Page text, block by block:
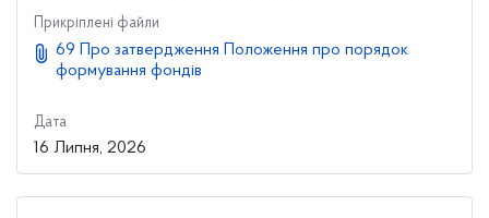
Прикріплені файли
69 Про затвердження Положення про порядок
формування фондів
Дата
16 Липня, 2026